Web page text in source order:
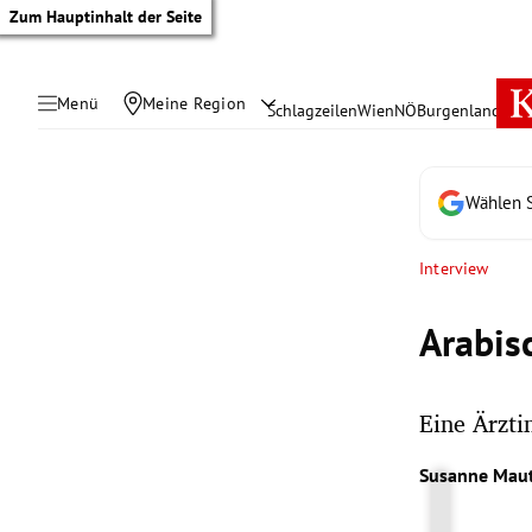
Zum Hauptinhalt der Seite
Menü Meine Region SchlagzeilenWienNÖBurgenland
Wählen
Interview
Eine
Susanne